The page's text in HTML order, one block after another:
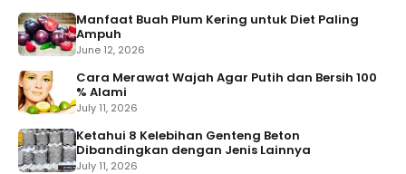
Manfaat Buah Plum Kering untuk Diet Paling
Ampuh
June 12, 2026
Cara Merawat Wajah Agar Putih dan Bersih 100
% Alami
July 11, 2026
Ketahui 8 Kelebihan Genteng Beton
Dibandingkan dengan Jenis Lainnya
July 11, 2026